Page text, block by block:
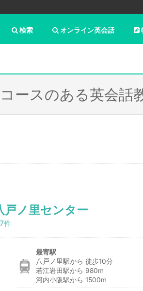
オンライン英会話
検索
ースのある英会話
戸ノ里センター
件
最寄駅
八戸ノ里駅から 徒歩10分
若江岩田駅から 980m
河内小阪駅から 1500m